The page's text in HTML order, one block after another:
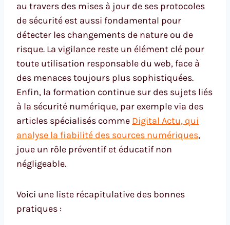
au travers des mises à jour de ses protocoles
de sécurité est aussi fondamental pour
détecter les changements de nature ou de
risque. La vigilance reste un élément clé pour
toute utilisation responsable du web, face à
des menaces toujours plus sophistiquées.
Enfin, la formation continue sur des sujets liés
à la sécurité numérique, par exemple via des
articles spécialisés comme Digital Actu, qui
analyse la fiabilité des sources numériques,
joue un rôle préventif et éducatif non
négligeable.
Voici une liste récapitulative des bonnes
pratiques :